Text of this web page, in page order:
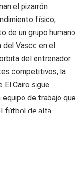
el pizarrón
físico,
de un grupo humano
del Vasco en el
del entrenador
competitivos, la
Cairo sigue
de trabajo que
fútbol de alta